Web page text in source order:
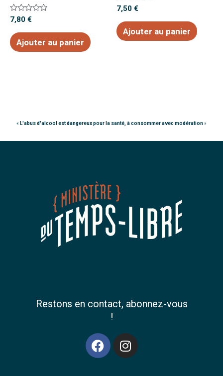
Note
sur
5
7,80 €
Ajouter au panier
Note
sur
5
7,50 €
Ajouter au panier
« L'abus d'alcool est dangereux pour la santé, à consommer avec modération»
Restons en contact, abonnez-vous
!
F
a
I
n